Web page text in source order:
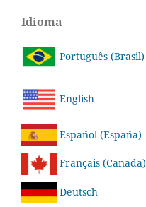
Idioma
Português (Brasil)
English
Español (España)
Français (Canada)
Deutsch